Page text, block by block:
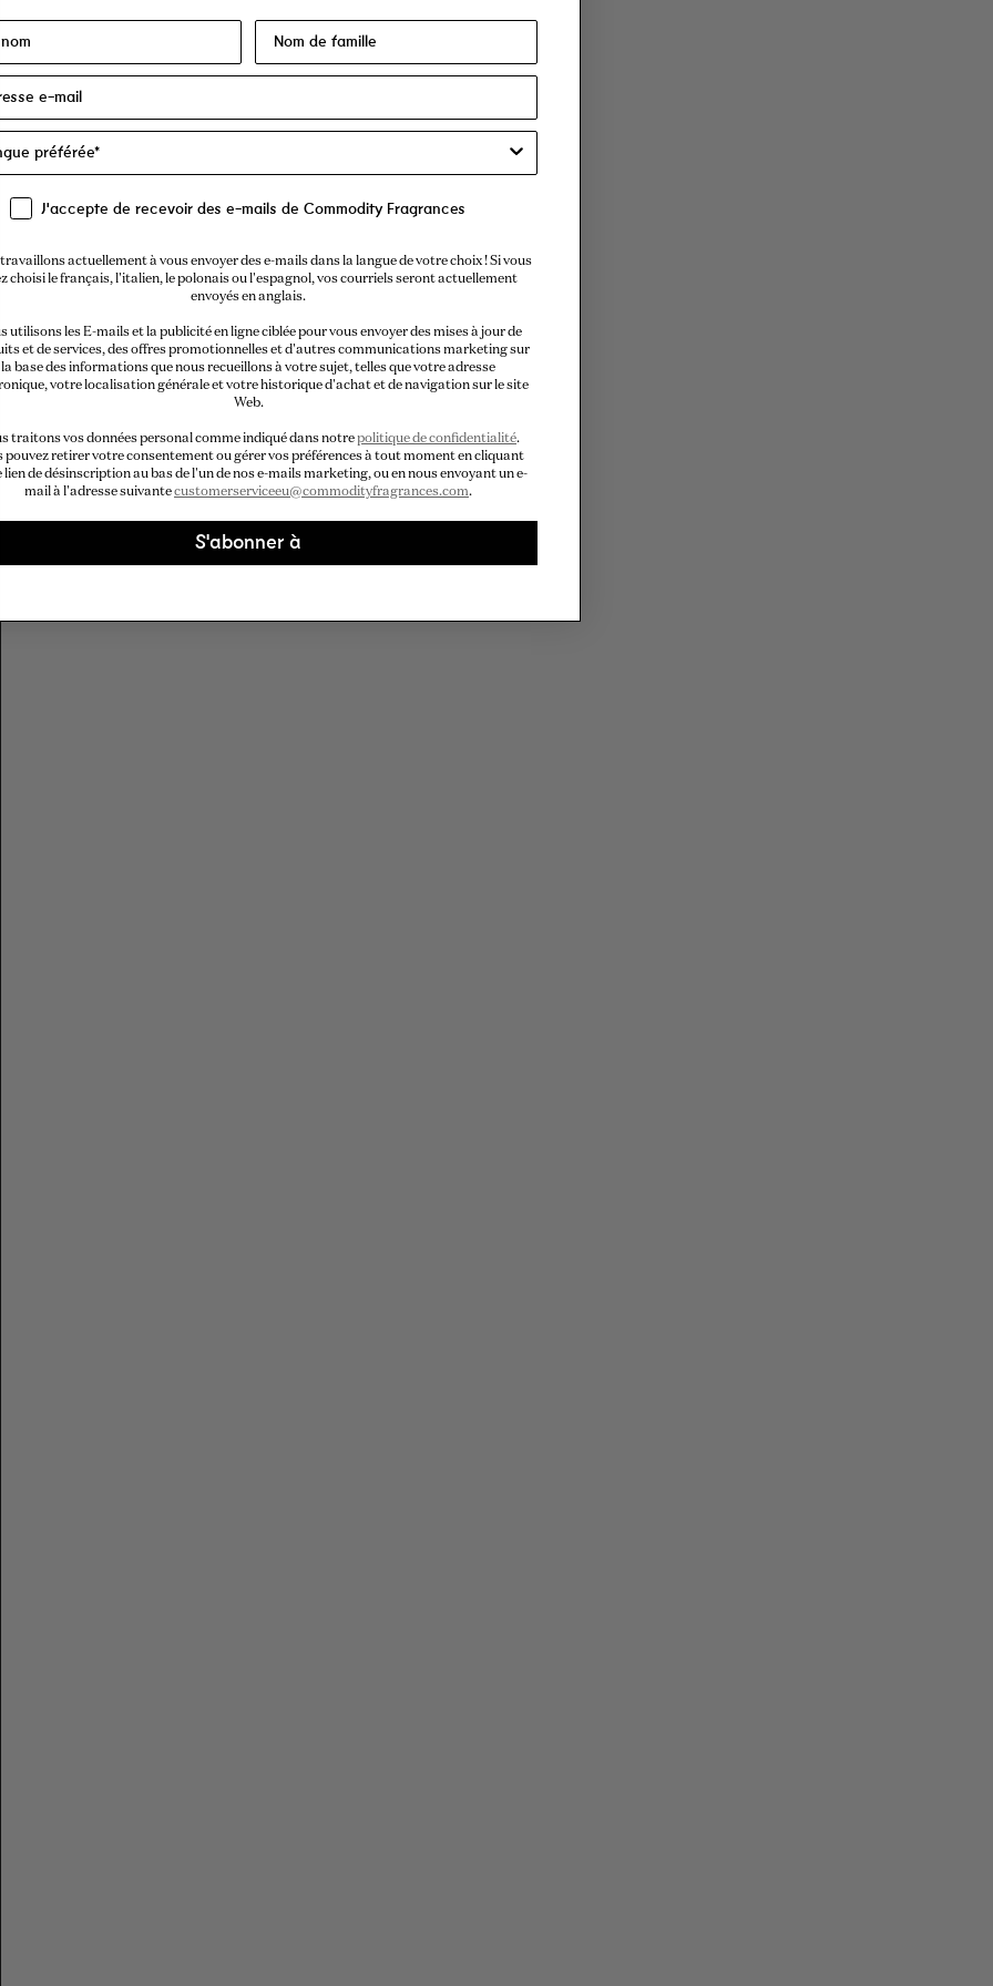
J'accepte de recevoir des e-mails de Commodity Fragrances
actuellement à vous envoyer des e-mails dans la langue de votre choix ! Si vous
choisi le français, l'italien, le polonais ou l'espagnol, vos courriels seront actuellement
envoyés en anglais.
utilisons les E-mails et la publicité en ligne ciblée pour vous envoyer des mises à jour de
et de services, des offres promotionnelles et d'autres communications marketing sur
la base des informations que nous recueillons à votre sujet, telles que votre adresse
votre localisation générale et votre historique d'achat et de navigation sur le site
Web.
traitons vos données personal comme indiqué dans notrepolitique de confidentialité.
pouvez retirer votre consentement ou gérer vos préférences à tout moment en cliquant
lien de désinscription au bas de l'un de nos e-mails marketing, ou en nous envoyant un e-
mail à l'adresse suivantecustomerserviceeu@commodityfragrances.com.
S'abonner à